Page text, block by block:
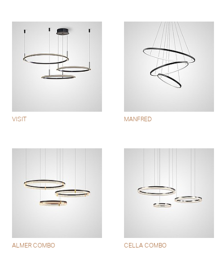
VISIT MANFRED
ALMER COMBO CELLA COMBO